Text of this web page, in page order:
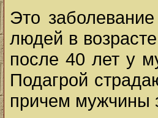
Это
людей в
после 40 лет у
Подагрой
причем мужчины